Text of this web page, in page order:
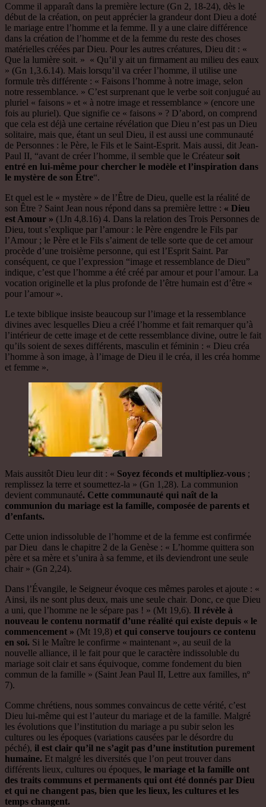
Comme il apparaît dans la première lecture (Gn 2, 18-24), dès le
début de la création, on peut apprécier la grandeur dont Dieu a doté
le mariage entre l’homme et la femme. Il y a une claire différence
dans la création de l’homme et de la femme du reste des choses
matérielles créées par Dieu. Pour les autres créatures, Dieu dit : «
Que la lumière soit. » « Qu’il y ait un firmament au milieu des eaux
» (Gn 1,3.6.14). Mais lorsqu’il va créer l’homme, il utilise une
formule très différente : « Faisons l’homme à notre image, selon
notre ressemblance. » C’est surprenant que le verbe soit conjugué au
pluriel « faisons » et « à notre image et ressemblance » (encore une
fois au pluriel). Que signifie ce « faisons » ? D’abord, on comprend
que cela est déjà une certaine révélation que Dieu n’est pas un Dieu
solitaire, mais que, étant un seul Dieu, il est aussi une communauté
de Personnes : le Père, le Fils et le Saint-Esprit. Mais aussi, dit Jean-
Paul II, “avant de créer l’homme, il semble que le Créateur soit
entré en lui-même pour chercher le modèle et l’inspiration dans
le mystère de son Être“.
Et quel est le « mystère » de l’Être de Dieu, quelle est la réalité de
son Être ? Saint Jean nous répond dans sa première lettre : « Dieu
est Amour » (1Jn 4,8.16) 4. Dans la relation des Trois Personnes de
Dieu, tout s’explique par l’amour : le Père engendre le Fils par
l’Amour ; le Père et le Fils s’aiment de telle sorte que de cet amour
procède d’une troisième personne, qui est l’Esprit Saint. Par
conséquent, ce que l’expression “image et ressemblance de Dieu”
indique, c’est que l’homme a été créé par amour et pour l’amour. La
vocation originelle et la plus profonde de l’être humain est d’être «
pour l’amour ».
Le texte biblique insiste beaucoup sur l’image et la ressemblance
divines avec lesquelles Dieu a créé l’homme et fait remarquer qu’à
l’intérieur de cette image et de cette ressemblance divine, outre le fait
qu’ils soient de sexes différents, masculin et féminin : « Dieu créa
l’homme à son image, à l’image de Dieu il le créa, il les créa homme
et femme ».
Mais aussitôt Dieu leur dit : « Soyez féconds et multipliez-vous ;
remplissez la terre et soumettez-la » (Gn 1,28). La communion
devient communauté. Cette communauté qui naît de la
communion du mariage est la famille, composée de parents et
d’enfants.
Cette union indissoluble de l’homme et de la femme est confirmée
par Dieu dans le chapitre 2 de la Genèse : « L’homme quittera son
père et sa mère et s’unira à sa femme, et ils deviendront une seule
chair » (Gn 2,24).
Dans l’Évangile, le Seigneur évoque ces mêmes paroles et ajoute : «
Ainsi, ils ne sont plus deux, mais une seule chair. Donc, ce que Dieu
a uni, que l’homme ne le sépare pas ! » (Mt 19,6). Il révèle à
nouveau le contenu normatif d’une réalité qui existe depuis « le
commencement » (Mt 19,8) et qui conserve toujours ce contenu
en soi. Si le Maître le confirme « maintenant », au seuil de la
nouvelle alliance, il le fait pour que le caractère indissoluble du
mariage soit clair et sans équivoque, comme fondement du bien
commun de la famille » (Saint Jean Paul II, Lettre aux familles, nº
7).
Comme chrétiens, nous sommes convaincus de cette vérité, c’est
Dieu lui-même qui est l’auteur du mariage et de la famille. Malgré
les évolutions que l’institution du mariage a pu subir selon les
cultures ou les époques (variations causées par le désordre du
péché), il est clair qu’il ne s’agit pas d’une institution purement
humaine. Et malgré les diversités que l’on peut trouver dans
différents lieux, cultures ou époques, le mariage et la famille ont
des traits communs et permanents qui ont été donnés par Dieu
et qui ne changent pas, bien que les lieux, les cultures et les
temps changent.